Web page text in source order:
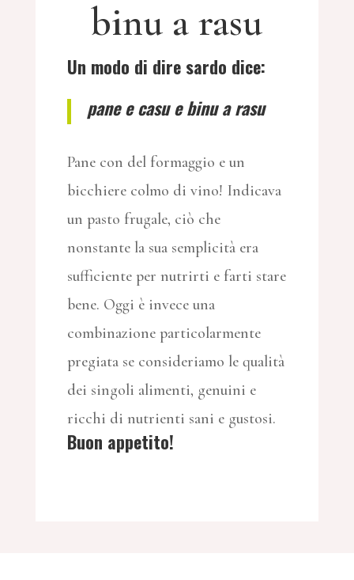
binu a rasu
Un modo di dire sardo dice:
pane e casu e binu a rasu
Pane con del formaggio e un
bicchiere colmo di vino! Indicava
un pasto frugale, ciò che
nonstante la sua semplicità era
sufficiente per nutrirti e farti stare
bene. Oggi è invece una
combinazione particolarmente
pregiata se consideriamo le qualità
dei singoli alimenti, genuini e
ricchi di nutrienti sani e gustosi.
Buon appetito!